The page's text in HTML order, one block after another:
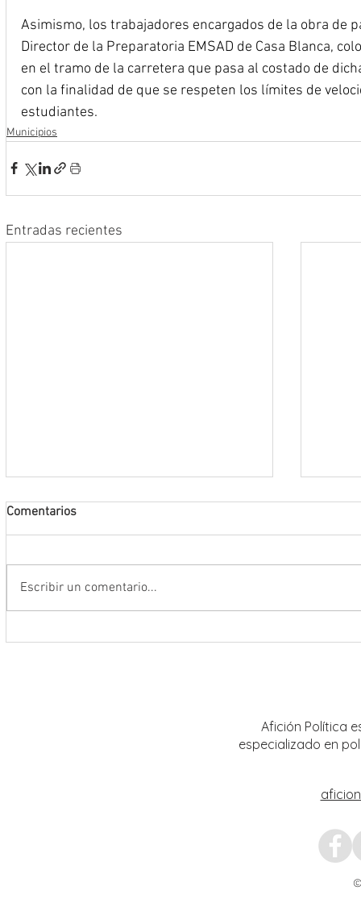
Asimismo, los trabajadores encargados de la obra de
Director de la Preparatoria EMSAD de Casa Blanca,
en el tramo de la carretera que pasa al costado de
con la finalidad de que se respeten los límites de
estudiantes.
Municipios
Entradas recientes
Comentarios
Escribir un comentario...
Afición Política
especializado en